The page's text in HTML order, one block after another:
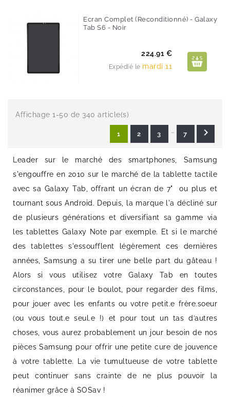
Ecran Complet (Reconditionné) - Galaxy
Tab S6 - Noir
Prix
224.91 €
Expédié le mardi 11
Affichage 1-50 de 340 article(s)
1 2 3 … 7 
Leader sur le marché des smartphones, Samsung
s'engouffre en 2010 sur le marché de la tablette tactile
avec sa Galaxy Tab, offrant un écran de 7" ou plus et
tournant sous Android. Depuis, la marque l'a décliné sur
de plusieurs générations et diversifiant sa gamme via
les tablettes Galaxy Note par exemple. Et si le marché
des tablettes s'essoufflent légèrement ces dernières
années, Samsung a su tirer une belle part du gâteau !
Alors si vous utilisez votre Galaxy Tab en toutes
circonstances, pour le boulot, pour regarder des films,
pour jouer avec les enfants ou votre petit.e frère.soeur
(ou vous tout.e seul.e !) et pour tout un tas d’autres
choses, vous aurez probablement un jour besoin de nos
pièces Samsung pour offrir une petite cure de jouvence
à votre tablette. La vie tumultueuse de votre tablette
peut continuer sans crainte de ne plus pouvoir la
réanimer grâce à SOSav !